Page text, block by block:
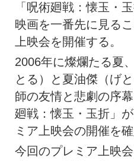
「呪術廻戦：懐玉・
映画を一番先に見る
上映会を開催する。
2006年に燦爛たる夏
とる）と夏油傑（げ
師の友情と悲劇の序
廻戦：懐玉・玉折」
ミア上映会の開催を確
今回のプレミア上映